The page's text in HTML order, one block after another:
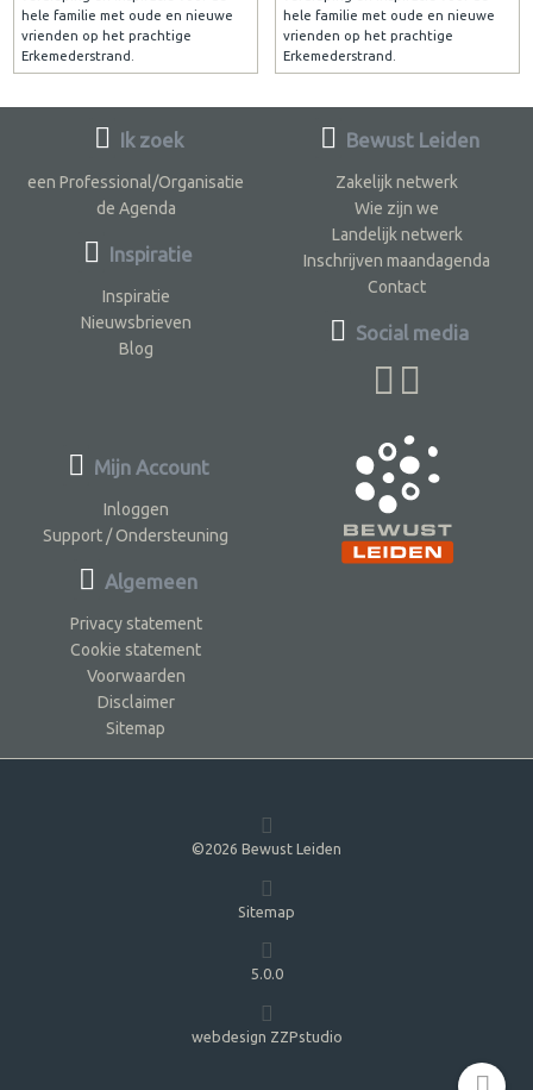
hele familie met oude en nieuwe
vrienden op het prachtige
Erkemederstrand.
hele familie met oude en nieuwe
vrienden op het prachtige
Erkemederstrand.
Ik zoek
een Professional/Organisatie
de Agenda
Inspiratie
Inspiratie
Nieuwsbrieven
Blog
Bewust Leiden
Zakelijk netwerk
Wie zijn we
Landelijk netwerk
Inschrijven maandagenda
Contact
Social media
Mijn Account
Inloggen
Support / Ondersteuning
Algemeen
Privacy statement
Cookie statement
Voorwaarden
Disclaimer
Sitemap
©2026 Bewust Leiden
Sitemap
5.0.0
webdesign ZZPstudio